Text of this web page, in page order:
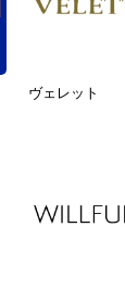
ヴェレット